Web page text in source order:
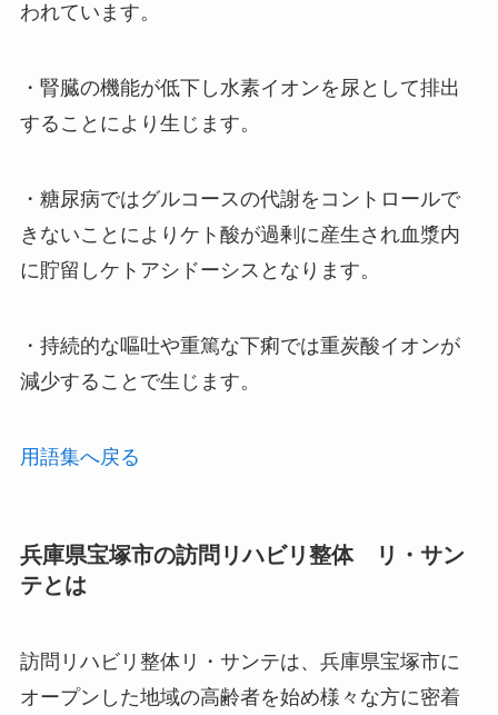
われています。
・腎臓の機能が低下し水素イオンを尿として排出
することにより生じます。
・糖尿病ではグルコースの代謝をコントロールで
きないことによりケト酸が過剰に産生され血漿内
に貯留しケトアシドーシスとなります。
・持続的な嘔吐や重篤な下痢では重炭酸イオンが
減少することで生じます。
用語集へ戻る
兵庫県宝塚市の訪問リハビリ整体 リ・サン
テとは
訪問リハビリ整体リ・サンテは、兵庫県宝塚市に
オープンした地域の高齢者を始め様々な方に密着